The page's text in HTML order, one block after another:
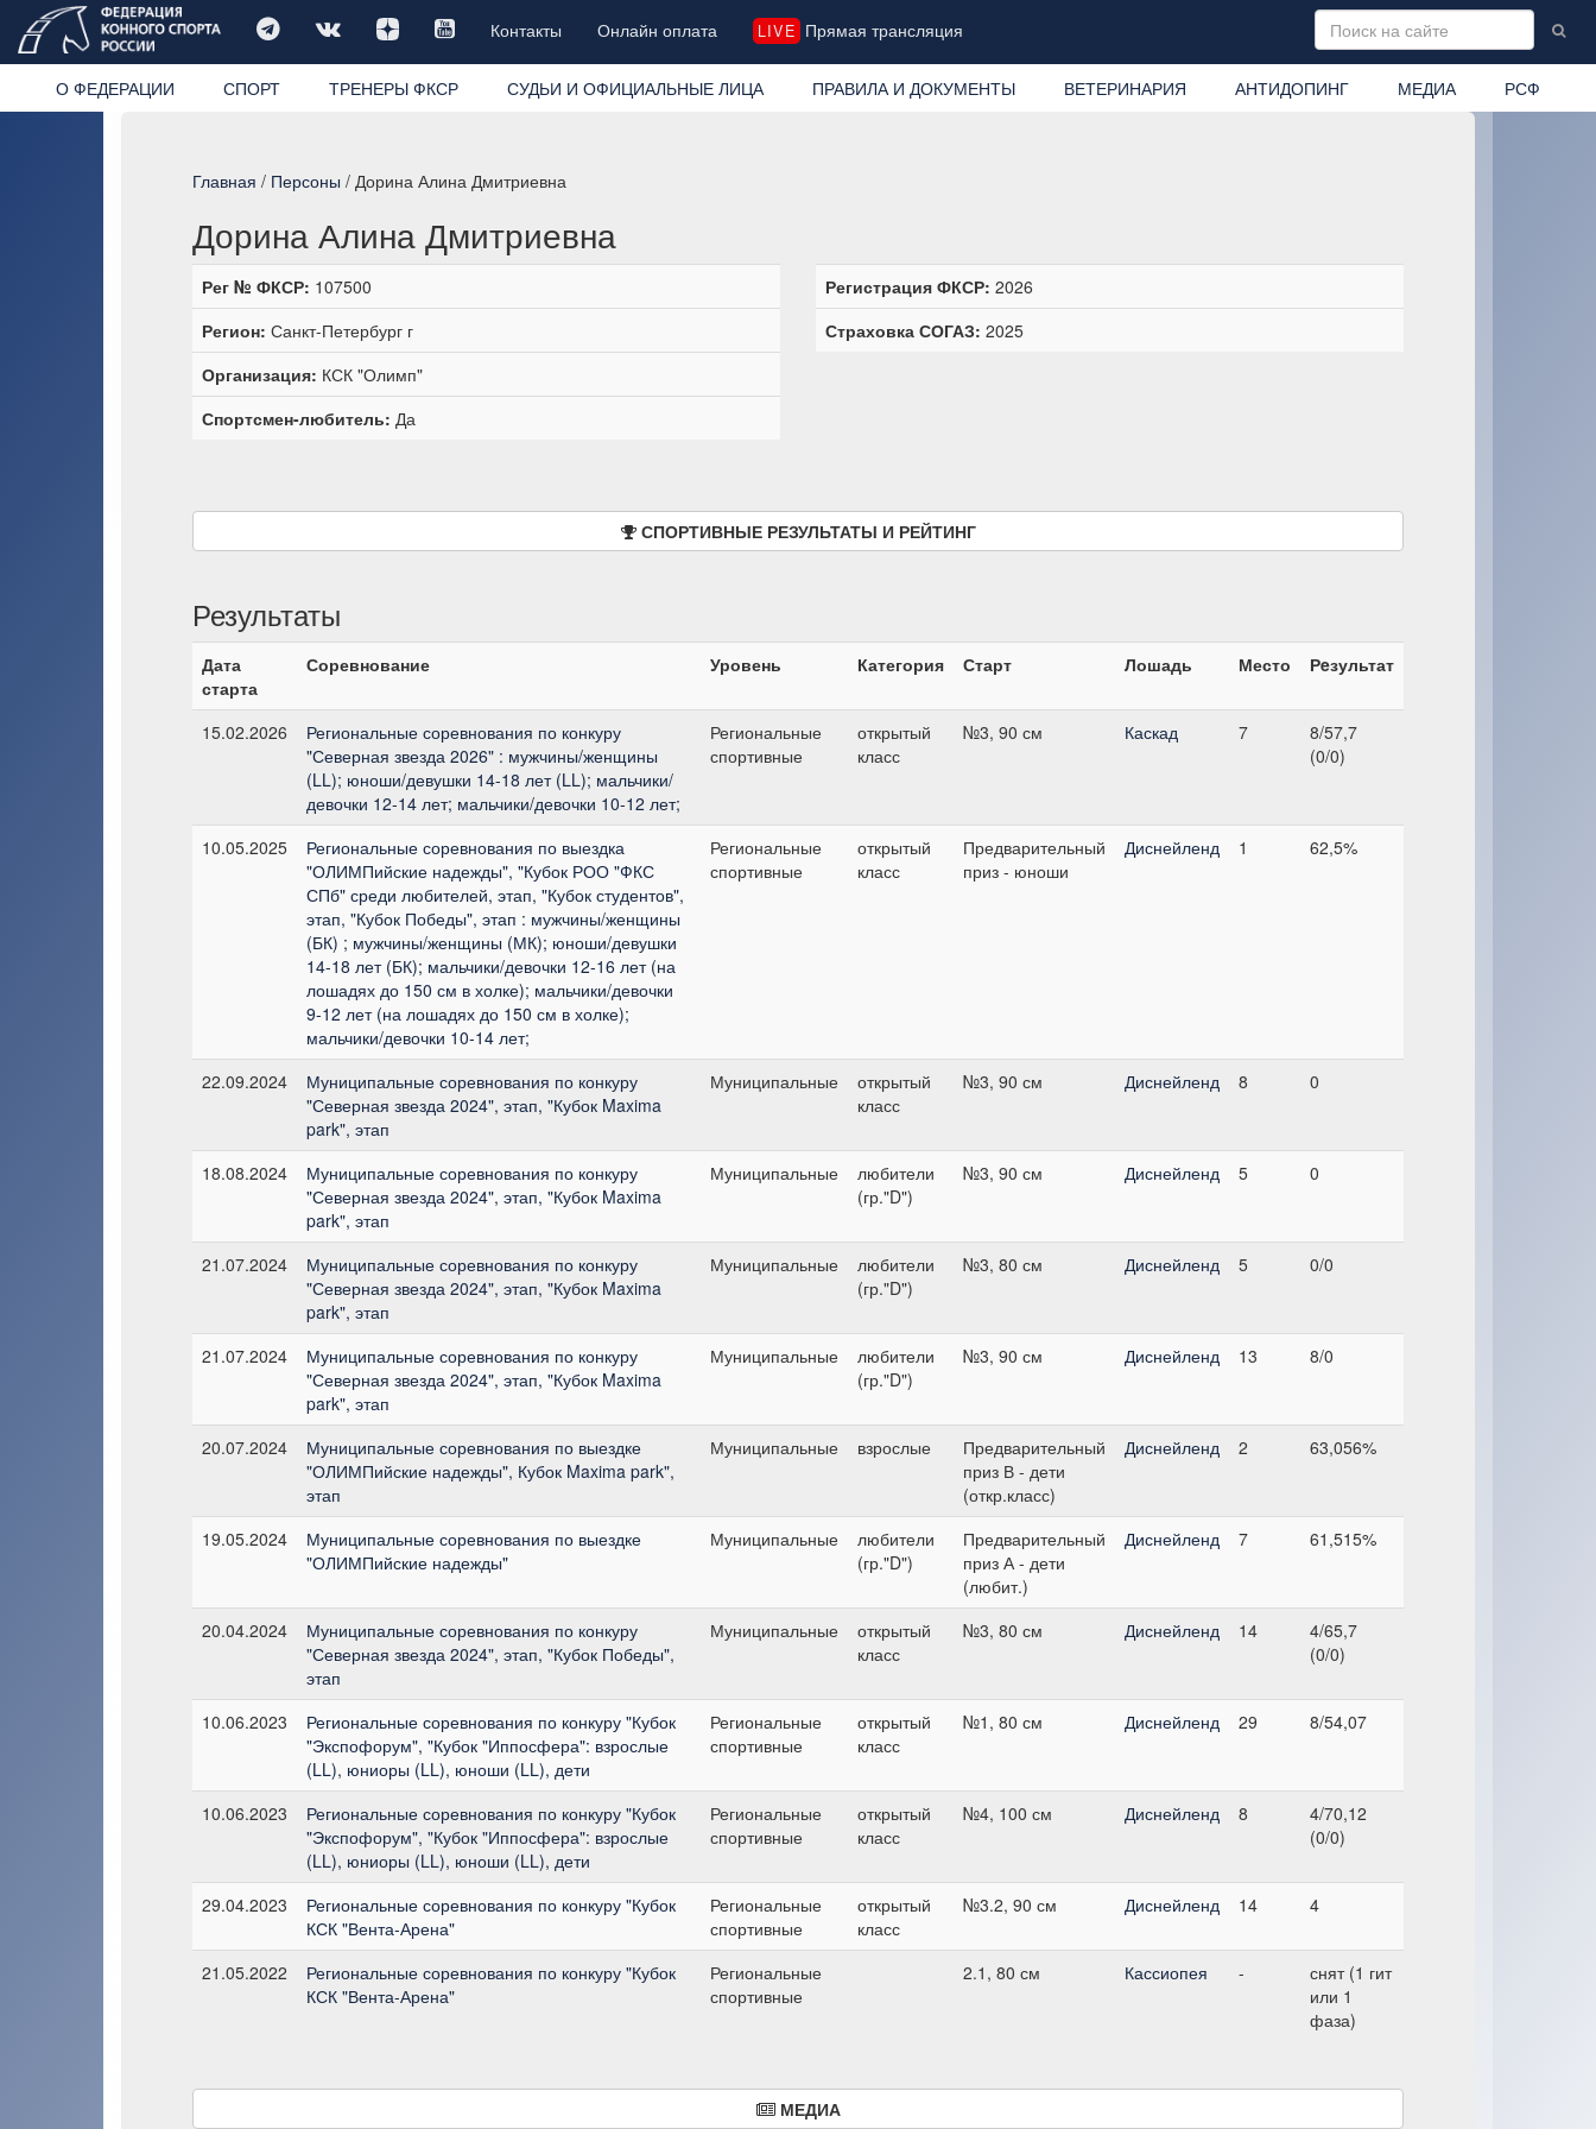
Контакты Онлайн оплата LIVE Прямая трансляция
О ФЕДЕРАЦИИ СПОРТ ТРЕНЕРЫ ФКСР СУДЬИ И ОФИЦИАЛЬНЫЕ ЛИЦА ПРАВИЛА И ДОКУМЕНТЫ ВЕТЕРИНАРИЯ АНТИДОПИНГ МЕДИА РСФ
Главная / Персоны / Дорина Алина Дмитриевна
Дорина Алина Дмитриевна
Рег № ФКСР: 107500
Регион: Санкт-Петербург г
Организация: КСК "Олимп"
Спортсмен-любитель: Да
Регистрация ФКСР: 2026
Страховка СОГАЗ: 2025
СПОРТИВНЫЕ РЕЗУЛЬТАТЫ И РЕЙТИНГ
Результаты
Дата
старта
Соревнование Уровень Категория Старт Лошадь Место Рeзультат
15.02.2026
Региональные соревнования по конкуру
"Северная звезда 2026" : мужчины/женщины
(LL); юноши/девушки 14-18 лет (LL); мальчики/
девочки 12-14 лет; мальчики/девочки 10-12 лет;
Региональные
спортивные
открытый
класс
№3, 90 см Каскад 7
8/57,7
(0/0)
10.05.2025
Региональные соревнования по выездка
"ОЛИМПийские надежды", "Кубок РОО "ФКС
СПб" среди любителей, этап, "Кубок студентов",
этап, "Кубок Победы", этап : мужчины/женщины
(БК) ; мужчины/женщины (МК); юноши/девушки
14-18 лет (БК); мальчики/девочки 12-16 лет (на
лошадях до 150 см в холке); мальчики/девочки
9-12 лет (на лошадях до 150 см в холке);
мальчики/девочки 10-14 лет;
Региональные
спортивные
открытый
класс
Предварительный
приз - юноши
Диснейленд 1 62,5%
22.09.2024
Муниципальные соревнования по конкуру
"Северная звезда 2024", этап, "Кубок Maxima
park", этап
Муниципальные
открытый
класс
№3, 90 см Диснейленд 8 0
18.08.2024
Муниципальные соревнования по конкуру
"Северная звезда 2024", этап, "Кубок Maxima
park", этап
Муниципальные
любители
(гр."D")
№3, 90 см Диснейленд 5 0
21.07.2024
Муниципальные соревнования по конкуру
"Северная звезда 2024", этап, "Кубок Maxima
park", этап
Муниципальные
любители
(гр."D")
№3, 80 см Диснейленд 5 0/0
21.07.2024
Муниципальные соревнования по конкуру
"Северная звезда 2024", этап, "Кубок Maxima
park", этап
Муниципальные
любители
(гр."D")
№3, 90 см Диснейленд 13 8/0
20.07.2024
Муниципальные соревнования по выездке
"ОЛИМПийские надежды", Кубок Maxima park",
этап
Муниципальные взрослые
Предварительный
приз В - дети
(откр.класс)
Диснейленд 2 63,056%
19.05.2024
Муниципальные соревнования по выездке
"ОЛИМПийские надежды"
Муниципальные
любители
(гр."D")
Предварительный
приз А - дети
(любит.)
Диснейленд 7 61,515%
20.04.2024
Муниципальные соревнования по конкуру
"Северная звезда 2024", этап, "Кубок Победы",
этап
Муниципальные
открытый
класс
№3, 80 см Диснейленд 14
4/65,7
(0/0)
10.06.2023
Региональные соревнования по конкуру "Кубок
"Экспофорум", "Кубок "Иппосфера": взрослые
(LL), юниоры (LL), юноши (LL), дети
Региональные
спортивные
открытый
класс
№1, 80 см Диснейленд 29 8/54,07
10.06.2023
Региональные соревнования по конкуру "Кубок
"Экспофорум", "Кубок "Иппосфера": взрослые
(LL), юниоры (LL), юноши (LL), дети
Региональные
спортивные
открытый
класс
№4, 100 см Диснейленд 8
4/70,12
(0/0)
29.04.2023
Региональные соревнования по конкуру "Кубок
КСК "Вента-Арена"
Региональные
спортивные
открытый
класс
№3.2, 90 см Диснейленд 14 4
21.05.2022
Региональные соревнования по конкуру "Кубок
КСК "Вента-Арена"
Региональные
спортивные
2.1, 80 см Кассиопея -
снят (1 гит
или 1
фаза)
МЕДИА